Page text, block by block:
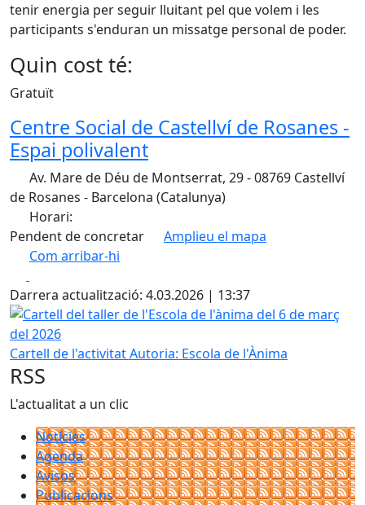
tenir energia per seguir lluitant pel que volem i les
participants s'enduran un missatge personal de poder.
Quin cost té:
Gratuït
Centre Social de Castellví de Rosanes -
Espai polivalent
Av. Mare de Déu de Montserrat, 29 - 08769 Castellví
de Rosanes - Barcelona (Catalunya)
Horari:
Pendent de concretar
Amplieu el mapa
Com arribar-hi
+
−
Darrera actualització: 4.03.2026 | 13:37
Cartell del taller de l'Escola de l'ànima del 6 de març del
Cartell de l'activitatAutoria: Escola de l'Ànima
RSS
L'actualitat a un clic
Notícies
Agenda
Avisos
Publicacions